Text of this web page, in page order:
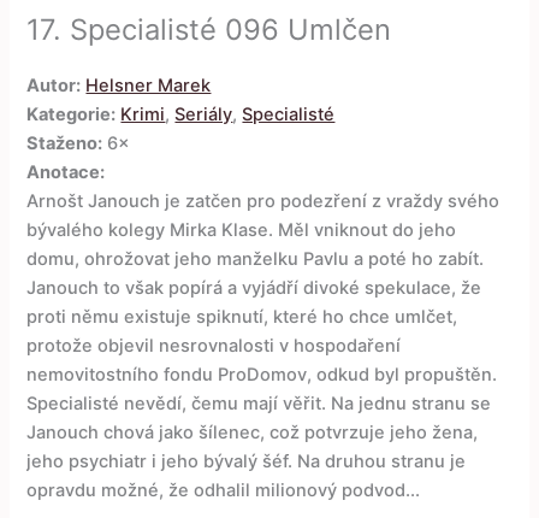
17. Specialisté 096 Umlčen
Autor: Helsner Marek
Kategorie: Krimi,Seriály,Specialisté
Staženo: 6×
Anotace:
Arnošt Janouch je zatčen pro podezření z vraždy svého
bývalého kolegy Mirka Klase. Měl vniknout do jeho
domu, ohrožovat jeho manželku Pavlu a poté ho zabít.
Janouch to však popírá a vyjádří divoké spekulace, že
proti němu existuje spiknutí, které ho chce umlčet,
protože objevil nesrovnalosti v hospodaření
nemovitostního fondu ProDomov, odkud byl propuštěn.
Specialisté nevědí, čemu mají věřit. Na jednu stranu se
Janouch chová jako šílenec, což potvrzuje jeho žena,
jeho psychiatr i jeho bývalý šéf. Na druhou stranu je
opravdu možné, že odhalil milionový podvod...